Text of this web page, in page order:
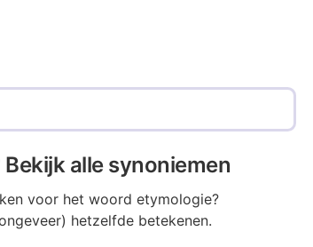
Bekijk alle synoniemen
voor het woord etymologie?
hetzelfde betekenen.